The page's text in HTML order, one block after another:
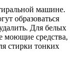
машине.
образоваться
Для белых
моющие средства,
стирки тонких